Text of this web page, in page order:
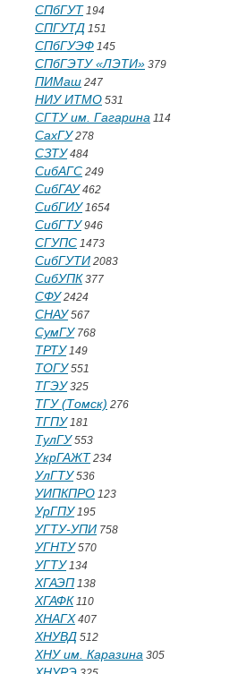
СПбГУТ 194
СПГУТД 151
СПбГУЭФ 145
СПбГЭТУ «ЛЭТИ» 379
ПИМаш 247
НИУ ИТМО 531
СГТУ им. Гагарина 114
СахГУ278
СЗТУ484
СибАГС 249
СибГАУ462
СибГИУ1654
СибГТУ946
СГУПС 1473
СибГУТИ 2083
СибУПК 377
СФУ2424
СНАУ567
СумГУ768
ТРТУ149
ТОГУ551
ТГЭУ325
ТГУ (Томск) 276
ТГПУ181
ТулГУ553
УкрГАЖТ 234
УлГТУ536
УИПКПРО 123
УрГПУ195
УГТУ-УПИ 758
УГНТУ570
УГТУ134
ХГАЭП 138
ХГАФК 110
ХНАГХ 407
ХНУВД 512
ХНУ им. Каразина 305